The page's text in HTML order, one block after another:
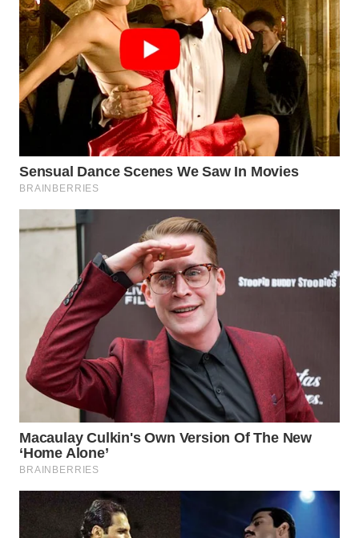
WN
BINTAN
WN
MANDALIKA
LIKUPANG
LABUANBAJO
Group
WAHANA
NEWS
WAHANA
TANI
WAHANA